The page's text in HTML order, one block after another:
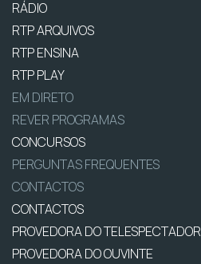
RÁDIO
RTP ARQUIVOS
RTP ENSINA
RTP PLAY
EM DIRETO
REVER PROGRAMAS
CONCURSOS
PERGUNTAS FREQUENTES
CONTACTOS
CONTACTOS
PROVEDORA DO TELESPECTADOR
PROVEDORA DO OUVINTE